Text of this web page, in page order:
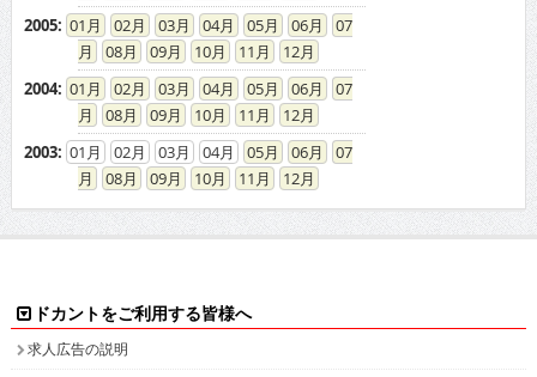
2005: 01 02 03 04 05 06
07
08
09 10 11
12
2004: 01 02 03 04 05 06
07
08
09 10 11
12
2003: 01 02 03 04 05 06
07
08
09 10 11 12
ドカントをご利用する皆様へ
求人広告の説明